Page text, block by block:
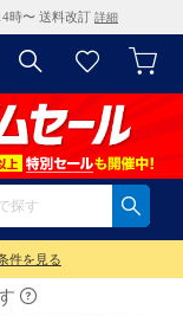
時〜 送料改訂 詳細
件を見る